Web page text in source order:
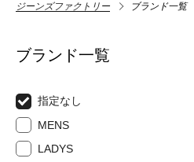
ジーンズファクトリー ブランド一覧
ブランド一覧
指定なし
MENS
LADYS